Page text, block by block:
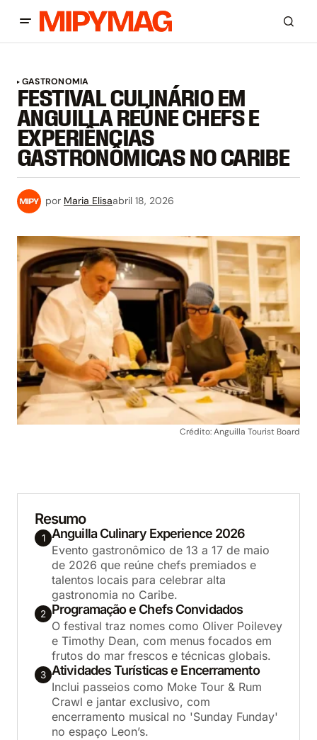
GASTRONOMIA
FESTIVAL CULINÁRIO EM
ANGUILLA REÚNE CHEFS E
EXPERIÊNCIAS
GASTRONÔMICAS NO CARIBE
por Maria Elisaabril 18, 2026
Crédito: Anguilla Tourist Board
Resumo
1 Anguilla Culinary Experience 2026
Evento gastronômico de 13 a 17 de maio
de 2026 que reúne chefs premiados e
talentos locais para celebrar alta
gastronomia no Caribe.
2 Programação e Chefs Convidados
O festival traz nomes como Oliver Poilevey
e Timothy Dean, com menus focados em
frutos do mar frescos e técnicas globais.
3 Atividades Turísticas e Encerramento
Inclui passeios como Moke Tour & Rum
Crawl e jantar exclusivo, com
encerramento musical no 'Sunday Funday'
no espaço Leon’s.